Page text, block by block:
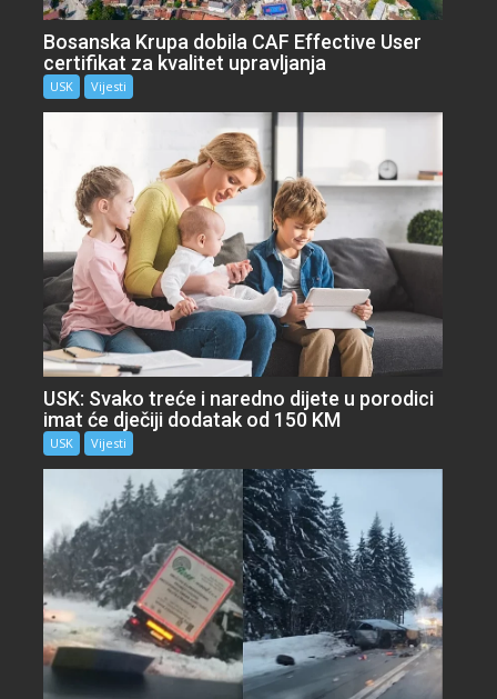
Bosanska Krupa dobila CAF Effective User
certifikat za kvalitet upravljanja
USK Vijesti
USK: Svako treće i naredno dijete u porodici
imat će dječiji dodatak od 150 KM
USK Vijesti